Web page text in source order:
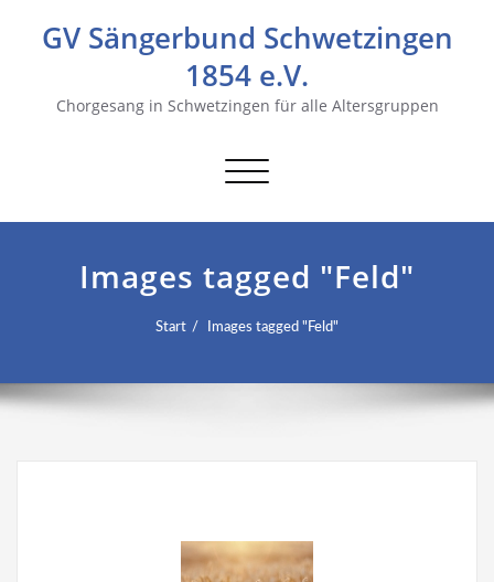
GV Sängerbund Schwetzingen
1854 e.V.
Chorgesang in Schwetzingen für alle Altersgruppen
Navigation
Images tagged "Feld"
Start Images tagged "Feld"